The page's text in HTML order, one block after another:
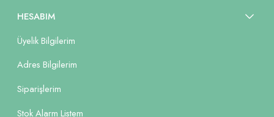
HESABIM
Üyelik Bilgilerim
Adres Bilgilerim
Siparişlerim
Stok Alarm Listem